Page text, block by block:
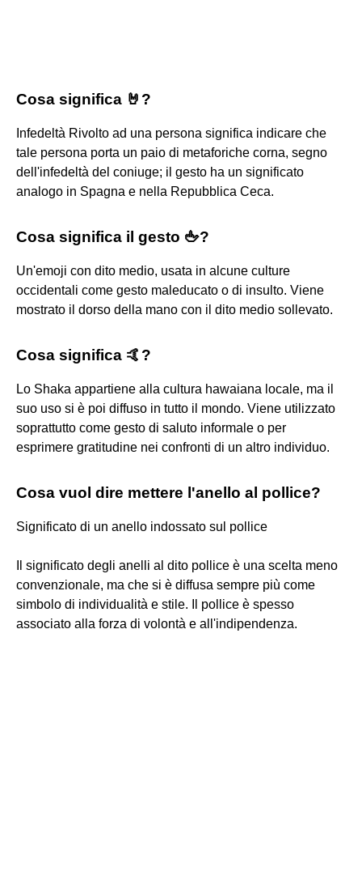
Cosa significa 🤘?
Infedeltà Rivolto ad una persona significa indicare che
tale persona porta un paio di metaforiche corna, segno
dell'infedeltà del coniuge; il gesto ha un significato
analogo in Spagna e nella Repubblica Ceca.
Cosa significa il gesto 🖕?
Un'emoji con dito medio, usata in alcune culture
occidentali come gesto maleducato o di insulto. Viene
mostrato il dorso della mano con il dito medio sollevato.
Cosa significa 🤙?
Lo Shaka appartiene alla cultura hawaiana locale, ma il
suo uso si è poi diffuso in tutto il mondo. Viene utilizzato
soprattutto come gesto di saluto informale o per
esprimere gratitudine nei confronti di un altro individuo.
Cosa vuol dire mettere l'anello al pollice?
Significato di un anello indossato sul pollice
Il significato degli anelli al dito pollice è una scelta meno
convenzionale, ma che si è diffusa sempre più come
simbolo di individualità e stile. Il pollice è spesso
associato alla forza di volontà e all'indipendenza.